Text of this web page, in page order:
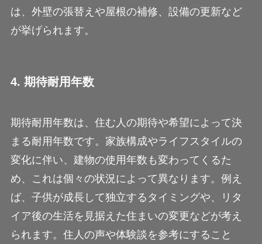
は、外壁の張替えや屋根の補修、設備の更新など
が挙げられます。
4. 期待耐用年数
期待耐用年数は、住む人の期待や希望によって決
まる耐用年数です。家族構成やライフスタイルの
変化に伴い、建物の使用年数も変わってくるた
め、これは個々の状況によって異なります。例え
ば、子供が成長して独立するタイミングや、リタ
イア後の生活を見据えた住まいの変更などが考え
られます。住人の声や体験談を参考にすること